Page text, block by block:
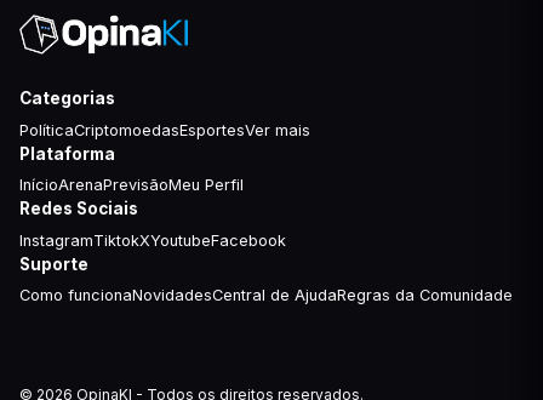
Categorias
PolíticaCriptomoedasEsportesVer mais
Plataforma
InícioArenaPrevisãoMeu Perfil
Redes Sociais
InstagramTiktokXYoutubeFacebook
Suporte
Como funcionaNovidadesCentral de AjudaRegras da Comunidade
© 2026 OpinaKI - Todos os direitos reservados.